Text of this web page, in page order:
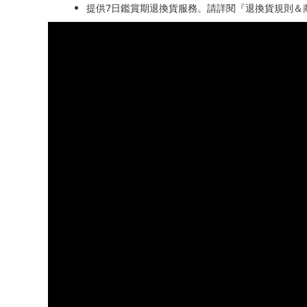
提供7日鑑賞期退換貨服務。請詳閱『退換貨規則＆